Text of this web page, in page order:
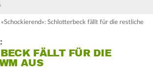
«Schockierend»: Schlotterbeck fällt für die restliche
FÄLLT FÜR DIE
AUS